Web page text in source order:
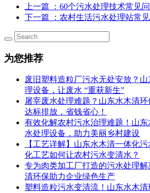
上一篇
：60个污水处理技术常见
下一篇
：农村生活污水处理站常
为您推荐
废旧塑料造粒厂污水无处安放？
理设备，让废水 “重获新生”
屠宰废水处理难题？山东水木清环
达标排放，省钱省心！
有效化解农村污水治理难题！山
水处理设备，助力美丽乡村建设
【工艺详解】山东水木清一体化
化工艺如何让农村污水变清水？
专为肉类加工厂打造的污水处理
清环保助力企业绿色生产
塑料造粒污水变清流！山东水木